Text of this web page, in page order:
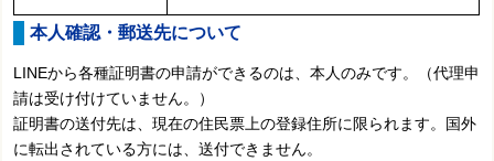
本人確認・郵送先について
LINEから各種証明書の申請ができるのは、本人のみです。（代理申
請は受け付けていません。）
証明書の送付先は、現在の住民票上の登録住所に限られます。国外
に転出されている方には、送付できません。